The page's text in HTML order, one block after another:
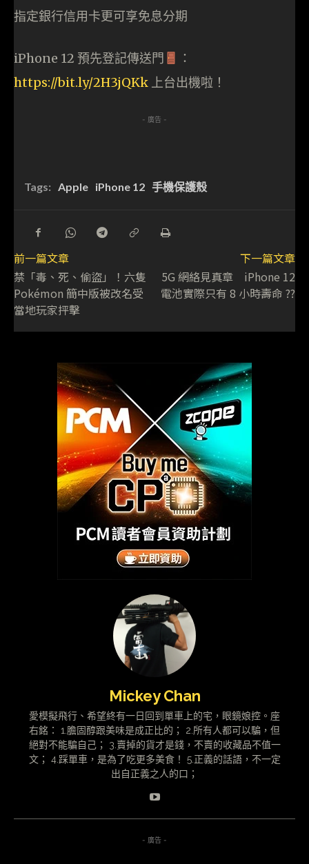
指定銀行信用卡更可享免息分期
iPhone 12 預先登記傳送門
：
https://bit.ly/2H3jQKk 上台出機啦！
- 廣告 -
Tags: Apple iPhone 12 手機保護殼
前一篇文章
禁「毒、死、偷盜」！六隻
Pokémon 簡中版被改名受
當地玩家抨擊
下一篇文章
5G 網絡見真章 iPhone 12
電池實際只有 8 小時壽命 ??
Mickey Chan
愛模擬飛行、希望終有一日回到單車上的宅，眼鏡娘控。座
右銘： 1.膽固醇跟美味是成正比的； 2.所有人都可以騙，但
絕對不能騙自己； 3.賣掉的貨才是錢，不賣的收藏品不值一
文； 4.踩單車，是為了吃更多美食！ 5.正義的話語，不一定
出自正義之人的口；
- 廣告 -